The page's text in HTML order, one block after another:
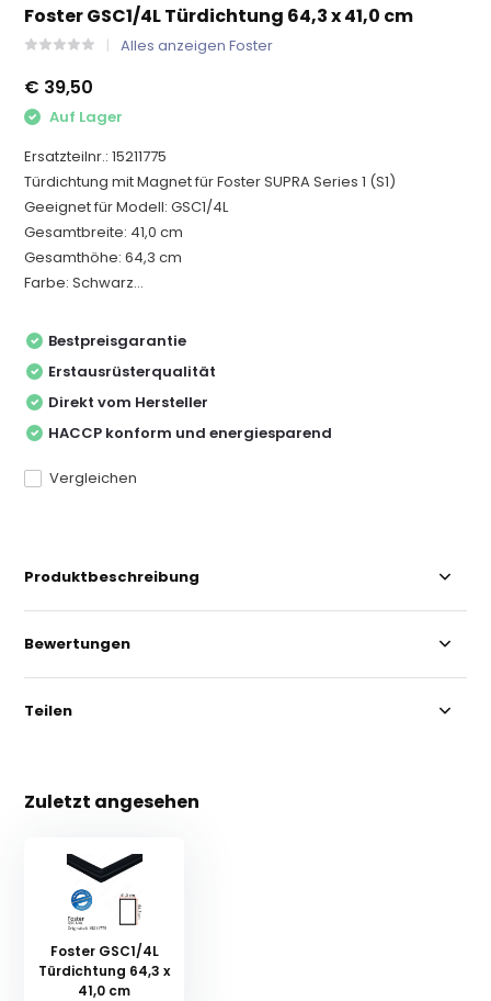
Foster GSC1/4L Türdichtung 64,3 x 41,0 cm
Alles anzeigen Foster
€ 39,50
Auf Lager
Ersatzteilnr.: 15211775
Türdichtung mit Magnet für Foster SUPRA Series 1 (S1)
Geeignet für Modell: GSC1/4L
Gesamtbreite: 41,0 cm
Gesamthöhe: 64,3 cm
Farbe: Schwarz...
Bestpreisgarantie
Erstausrüsterqualität
Direkt vom Hersteller
HACCP konform und energiesparend
Vergleichen
Produktbeschreibung
Bewertungen
Teilen
Zuletzt angesehen
Foster GSC1/4L
Türdichtung 64,3 x
41,0 cm